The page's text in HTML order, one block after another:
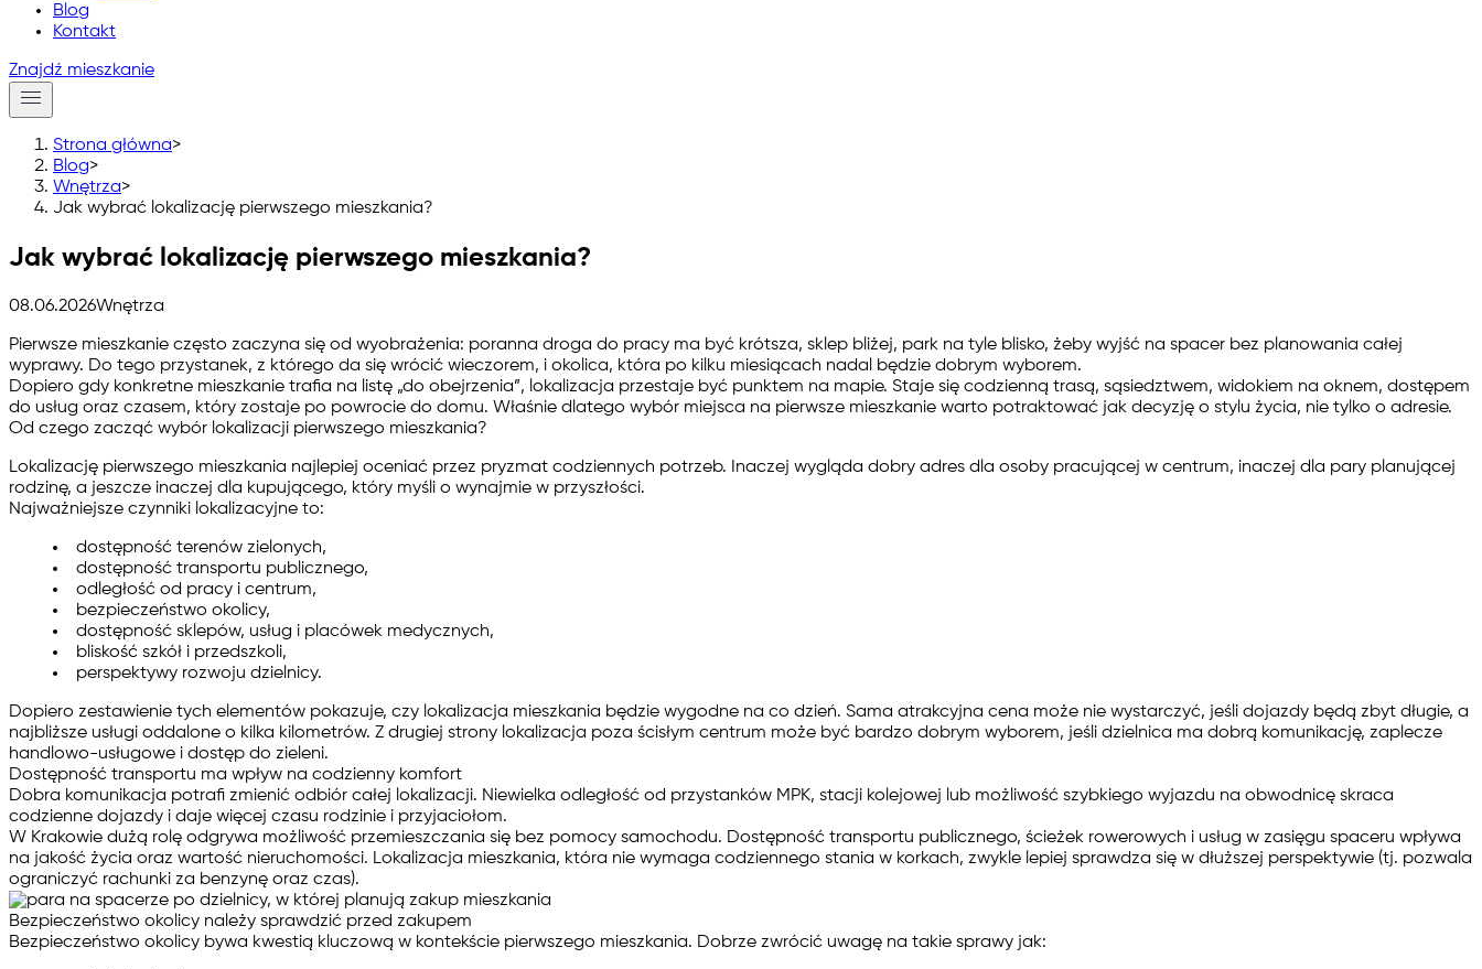
Blog
Kontakt
Znajdź mieszkanie
Strona główna>
Blog>
Wnętrza>
Jak wybrać lokalizację pierwszego mieszkania?
Jak wybrać lokalizację pierwszego mieszkania?
08.06.2026Wnętrza
Pierwsze mieszkanie często zaczyna się od wyobrażenia: poranna droga do pracy ma być krótsza, sklep bliżej, park na tyle blisko, żeby wyjść na spacer bez planowania całej
wyprawy. Do tego przystanek, z którego da się wrócić wieczorem, i okolica, która po kilku miesiącach nadal będzie dobrym wyborem.
Dopiero gdy konkretne mieszkanie trafia na listę „do obejrzenia”, lokalizacja przestaje być punktem na mapie. Staje się codzienną trasą, sąsiedztwem, widokiem na oknem, dostępem
do usług oraz czasem, który zostaje po powrocie do domu. Właśnie dlatego wybór miejsca na pierwsze mieszkanie warto potraktować jak decyzję o stylu życia, nie tylko o adresie.
Od czego zacząć wybór lokalizacji pierwszego mieszkania?
Lokalizację pierwszego mieszkania najlepiej oceniać przez pryzmat codziennych potrzeb. Inaczej wygląda dobry adres dla osoby pracującej w centrum, inaczej dla pary planującej
rodzinę, a jeszcze inaczej dla kupującego, który myśli o wynajmie w przyszłości.
Najważniejsze czynniki lokalizacyjne to:
dostępność terenów zielonych,
dostępność transportu publicznego,
odległość od pracy i centrum,
bezpieczeństwo okolicy,
dostępność sklepów, usług i placówek medycznych,
bliskość szkół i przedszkoli,
perspektywy rozwoju dzielnicy.
Dopiero zestawienie tych elementów pokazuje, czy lokalizacja mieszkania będzie wygodne na co dzień. Sama atrakcyjna cena może nie wystarczyć, jeśli dojazdy będą zbyt długie, a
najbliższe usługi oddalone o kilka kilometrów. Z drugiej strony lokalizacja poza ścisłym centrum może być bardzo dobrym wyborem, jeśli dzielnica ma dobrą komunikację, zaplecze
handlowo-usługowe i dostęp do zieleni.
Dostępność transportu ma wpływ na codzienny komfort
Dobra komunikacja potrafi zmienić odbiór całej lokalizacji. Niewielka odległość od przystanków MPK, stacji kolejowej lub możliwość szybkiego wyjazdu na obwodnicę skraca
codzienne dojazdy i daje więcej czasu rodzinie i przyjaciołom.
W Krakowie dużą rolę odgrywa możliwość przemieszczania się bez pomocy samochodu. Dostępność transportu publicznego, ścieżek rowerowych i usług w zasięgu spaceru wpływa
na jakość życia oraz wartość nieruchomości. Lokalizacja mieszkania, która nie wymaga codziennego stania w korkach, zwykle lepiej sprawdza się w dłuższej perspektywie (tj. pozwala
ograniczyć rachunki za benzynę oraz czas).
Bezpieczeństwo okolicy należy sprawdzić przed zakupem
Bezpieczeństwo okolicy bywa kwestią kluczową w kontekście pierwszego mieszkania. Dobrze zwrócić uwagę na takie sprawy jak: